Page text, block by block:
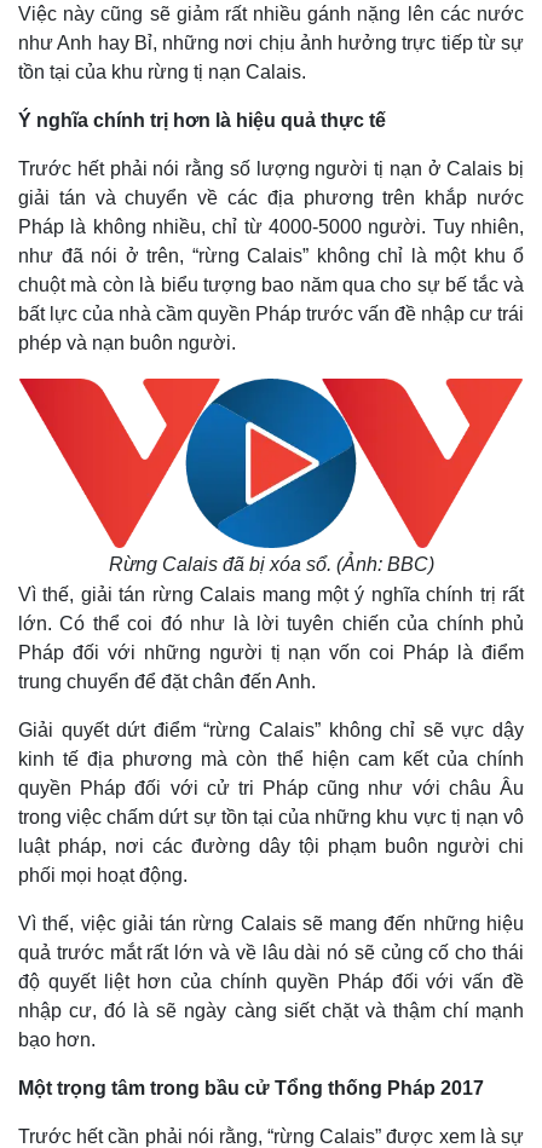
Thế giới
Quan sát
Cuộc sống đó đây
Hồ sơ
Multimedia
Video
E-Magazine
Infographic
Việc này cũng sẽ giảm rất nhiều gánh nặng lên các nước
như Anh hay Bỉ, những nơi chịu ảnh hưởng trực tiếp từ sự
tồn tại của khu rừng tị nạn Calais.
Ý nghĩa chính trị hơn là hiệu quả thực tế
Trước hết phải nói rằng số lượng người tị nạn ở Calais bị
giải tán và chuyển về các địa phương trên khắp nước
Pháp là không nhiều, chỉ từ 4000-5000 người. Tuy nhiên,
như đã nói ở trên, “rừng Calais” không chỉ là một khu ổ
chuột mà còn là biểu tượng bao năm qua cho sự bế tắc và
bất lực của nhà cầm quyền Pháp trước vấn đề nhập cư trái
phép và nạn buôn người.
Rừng Calais đã bị xóa sổ. (Ảnh: BBC)
Vì thế, giải tán rừng Calais mang một ý nghĩa chính trị rất
lớn. Có thể coi đó như là lời tuyên chiến của chính phủ
Pháp đối với những người tị nạn vốn coi Pháp là điểm
trung chuyển để đặt chân đến Anh.
Giải quyết dứt điểm “rừng Calais” không chỉ sẽ vực dậy
kinh tế địa phương mà còn thể hiện cam kết của chính
quyền Pháp đối với cử tri Pháp cũng như với châu Âu
trong việc chấm dứt sự tồn tại của những khu vực tị nạn vô
luật pháp, nơi các đường dây tội phạm buôn người chi
phối mọi hoạt động.
Vì thế, việc giải tán rừng Calais sẽ mang đến những hiệu
quả trước mắt rất lớn và về lâu dài nó sẽ củng cố cho thái
độ quyết liệt hơn của chính quyền Pháp đối với vấn đề
nhập cư, đó là sẽ ngày càng siết chặt và thậm chí mạnh
bạo hơn.
Một trọng tâm trong bầu cử Tổng thống Pháp 2017
Trước hết cần phải nói rằng, “rừng Calais” được xem là sự